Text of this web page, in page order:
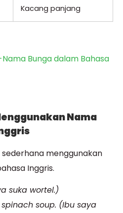
Kacang panjang
Bunga dalam Bahasa
Nama
menggunakan
Inggris.
suka wortel.)
soup. (Ibu saya